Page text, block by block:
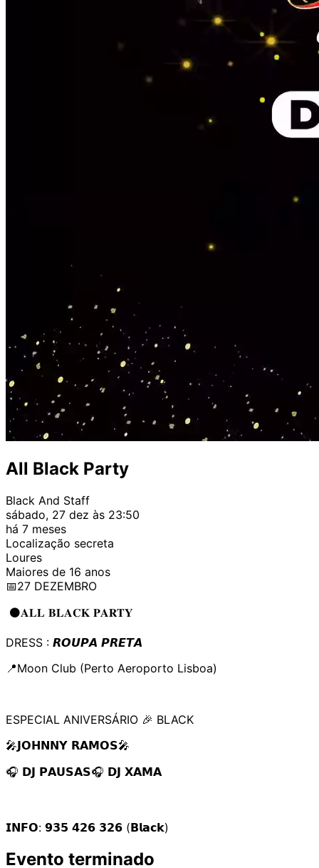
All Black Party
Black And Staff
sábado, 27 dez às 23:50
há 7 meses
Localização secreta
Loures
Maiores de 16 anos
📅27 DEZEMBRO
⚫️𝐀𝐋𝐋 𝐁𝐋𝐀𝐂𝐊 𝐏𝐀𝐑𝐓𝐘
DRESS : 𝙍𝙊𝙐𝙋𝘼 𝙋𝙍𝙀𝙏𝘼
📍Moon Club (Perto Aeroporto Lisboa)
ESPECIAL ANIVERSÁRIO 🎉 BLACK
🎤𝗝𝗢𝗛𝗡𝗡𝗬 𝗥𝗔𝗠𝗢𝗦🎤
🎧 𝗗𝗝 𝗣𝗔𝗨𝗦𝗔𝗦🎧 𝗗𝗝 𝗫𝗔𝗠𝗔
𝗜𝗡𝗙𝗢: 𝟵𝟯𝟱 𝟰𝟮𝟲 𝟯𝟮𝟲 (𝗕𝗹𝗮𝗰𝗸)
Evento terminado